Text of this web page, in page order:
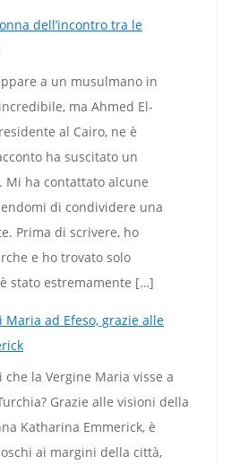
dell’incontro tra le
a un musulmano in
ma Ahmed El-
al Cairo, ne è
ha suscitato un
Mi ha contattato alcune
di condividere una
Prima di scrivere, ho
e ho trovato solo
stato estremamente […]
Maria ad Efeso, grazie alle
che la Vergine Maria visse a
Grazie alle visioni della
Katharina Emmerick, è
ai margini della città,